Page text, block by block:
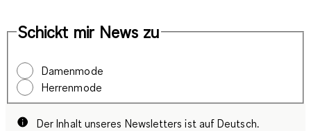
Schickt mir News zu
Damenmode
Herrenmode
Der Inhalt unseres Newsletters ist auf Deutsch.